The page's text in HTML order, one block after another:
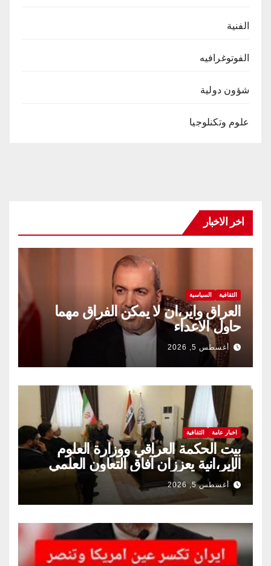
الفنية
الفوتوغرافيه
شؤون دولية
علوم وتكنلوجيا
اخر الاخبار
الثقافية السياسية
العراق واير،ان لا يمكن الفراق مهما
حاول الاعداء
أغسطس 5, 2026
اخبار عامة الثقافية
بيت الحكمة العراقي ووزارة العلوم
الإير،انية يعززان آفاق التعاون العلمي
والثقافي.
أغسطس 5, 2026